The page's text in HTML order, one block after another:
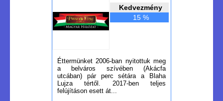
Kedvezmény
15 %
Éttermünket 2006-ban nyitottuk meg
a belváros szívében (Akácfa
utcában) pár perc sétára a Blaha
Lujza tértől. 2017-ben teljes
felújításon esett át...